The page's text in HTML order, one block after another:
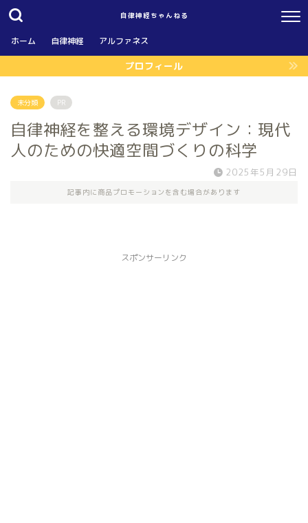
自律神経ちゃんねる
ホーム 自律神経 アルファネス
プロフィール
未分類 PR
自律神経を整える環境デザイン：現代
人のための快適空間づくりの科学
2025年5月29日
記事内に商品プロモーションを含む場合があります
スポンサーリンク